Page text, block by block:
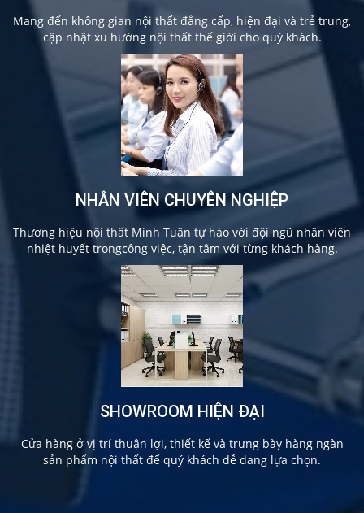
Mang đến không gian nội thất đẳng cấp, hiện đại và trẻ trung,
cập nhật xu hướng nội thất thế giới cho quý khách.
NHÂN VIÊN CHUYÊN NGHIỆP
Thương hiệu nội thất Minh Tuân tự hào với đội ngũ nhân viên
nhiệt huyết trongcông việc, tận tâm với từng khách hàng.
SHOWROOM HIỆN ĐẠI
Cửa hàng ở vị trí thuận lợi, thiết kế và trưng bày hàng ngàn
sản phẩm nội thất để quý khách dễ dang lựa chọn.